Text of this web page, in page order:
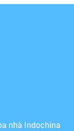
nhà Indochina